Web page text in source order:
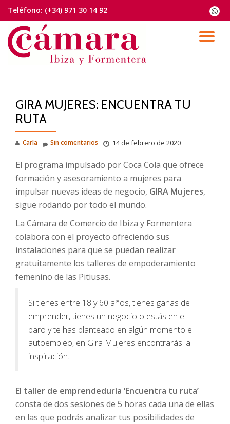
Saltar
contenido
Teléfono: (+34) 971 30 14 92
fa-
GIRA MUJERES: ENCUENTRA TU
RUTA
Carla 14 de febrero de 2020
Sin comentarios
El programa impulsado por Coca Cola que ofrece
formación y asesoramiento a mujeres para
impulsar nuevas ideas de negocio, GIRA Mujeres,
sigue rodando por todo el mundo.
La Cámara de Comercio de Ibiza y Formentera
colabora con el proyecto ofreciendo sus
instalaciones para que se puedan realizar
gratuitamente los talleres de empoderamiento
femenino de las Pitiusas.
Si tienes entre 18 y 60 años, tienes ganas de
emprender, tienes un negocio o estás en el
paro y te has planteado en algún momento el
autoempleo, en Gira Mujeres encontrarás la
inspiración.
El taller de emprendeduría ‘Encuentra tu ruta’
consta de dos sesiones de 5 horas cada una de ellas
en las que podrás analizar tus posibilidades de